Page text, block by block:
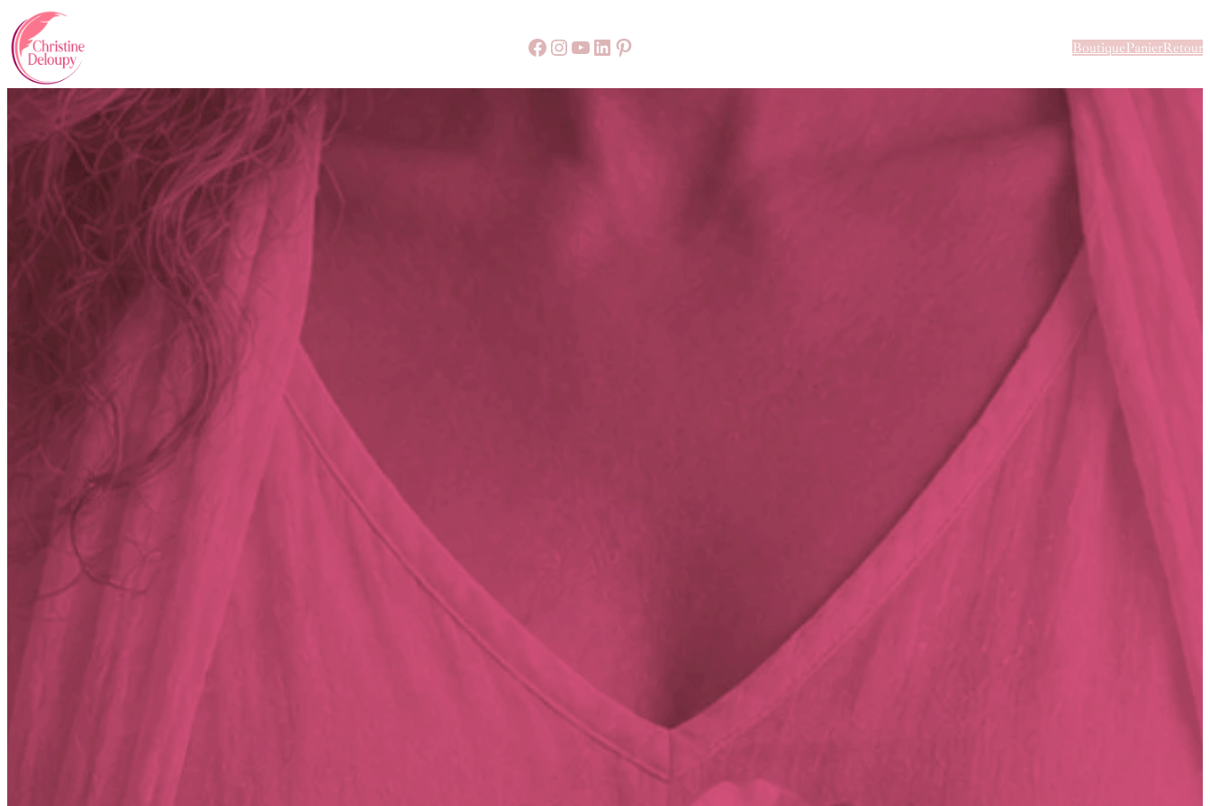
Facebook
559999LinkedIn
Pinterest BoutiquePanierRetour